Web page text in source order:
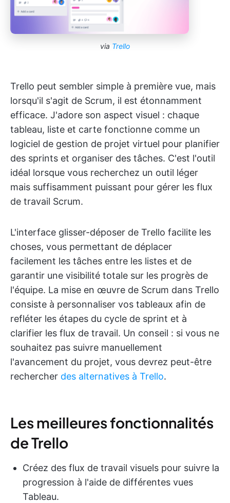
via Trello
Trello peut sembler simple à première vue, mais
lorsqu'il s'agit de Scrum, il est étonnamment
efficace. J'adore son aspect visuel : chaque
tableau, liste et carte fonctionne comme un
logiciel de gestion de projet virtuel pour planifier
des sprints et organiser des tâches. C'est l'outil
idéal lorsque vous recherchez un outil léger
mais suffisamment puissant pour gérer les flux
de travail Scrum.
L'interface glisser-déposer de Trello facilite les
choses, vous permettant de déplacer
facilement les tâches entre les listes et de
garantir une visibilité totale sur les progrès de
l'équipe. La mise en œuvre de Scrum dans Trello
consiste à personnaliser vos tableaux afin de
refléter les étapes du cycle de sprint et à
clarifier les flux de travail. Un conseil : si vous ne
souhaitez pas suivre manuellement
l'avancement du projet, vous devrez peut-être
rechercher des alternatives à Trello.
Les meilleures fonctionnalités
de Trello
Créez des flux de travail visuels pour suivre la
progression à l'aide de différentes vues
Tableau.